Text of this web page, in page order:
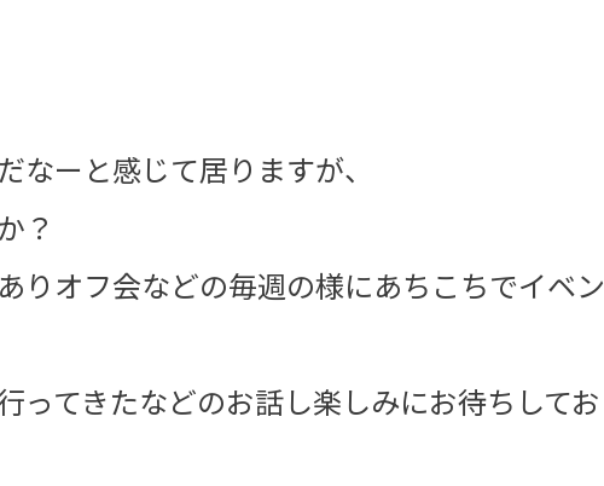
なーと感じて居りますが、
？
りオフ会などの毎週の様にあちこちでイベン
ってきたなどのお話し楽しみにお待ちしてお